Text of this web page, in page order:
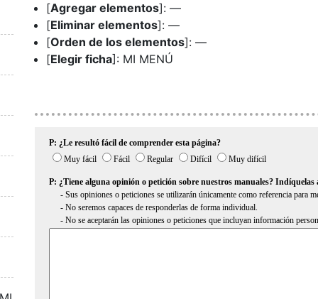
[Agregar elementos]: —
[Eliminar elementos]: —
[Orden de los elementos]: —
[Elegir ficha]: MI MENÚ